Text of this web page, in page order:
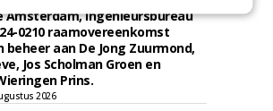
Amsterdam, Ingenieursbureau
0210 raamovereenkomst
beheer aan De Jong Zuurmond,
Jos Scholman Groen en
Prins.
2026